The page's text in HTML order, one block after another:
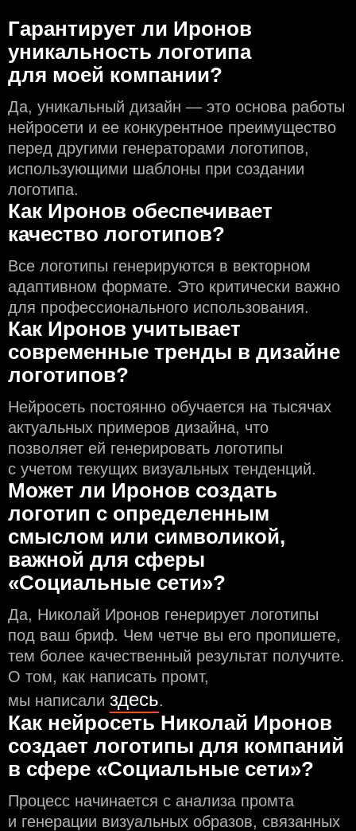
Гарантирует ли Иронов
уникальность логотипа
для моей компании?
Да, уникальный дизайн — это основа работы
нейросети и еe конкурентное преимущество
перед другими генераторами логотипов,
использующими шаблоны при создании
логотипа.
Как Иронов обеспечивает
качество логотипов?
Все логотипы генерируются в векторном
адаптивном формате. Это критически важно
для профессионального использования.
Как Иронов учитывает
современные тренды в дизайне
логотипов?
Нейросеть постоянно обучается на тысячах
актуальных примеров дизайна, что
позволяет ей генерировать логотипы
с учeтом текущих визуальных тенденций.
Может ли Иронов создать
логотип с определeнным
смыслом или символикой,
важной для сферы
«Социальные сети»?
Да, Николай Иронов генерирует логотипы
под ваш бриф. Чем чeтче вы его пропишете,
тем более качественный результат получите.
О том, как написать промт,
мы написали здесь.
Как нейросеть Николай Иронов
создаeт логотипы для компаний
в сфере «Социальные сети»?
Процесс начинается с анализа промта
и генерации визуальных образов, связанных